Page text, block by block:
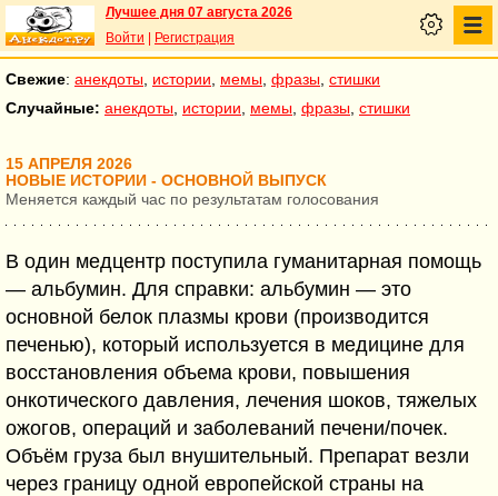
Лучшее дня 07 августа 2026
Войти
Регистрация
Свежие: анекдоты истории мемы фразы стишки
Случайные: анекдоты истории мемы фразы стишки
15 АПРЕЛЯ 2026
НОВЫЕ ИСТОРИИ - ОСНОВНОЙ ВЫПУСК
Меняется каждый час по результатам голосования
В один медцентр поступила гуманитарная помощь
— альбумин. Для справки: альбумин — это
основной белок плазмы крови (производится
печенью), который используется в медицине для
восстановления объема крови, повышения
онкотического давления, лечения шоков, тяжелых
ожогов, операций и заболеваний печени/почек.
Объём груза был внушительный. Препарат везли
через границу одной европейской страны на